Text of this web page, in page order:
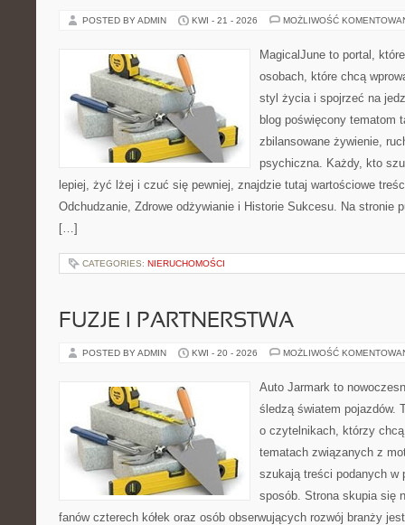
POSTED BY ADMIN KWI - 21 - 2026 MOŻLIWOŚĆ
MagicalJune to portal,
osobach, które chcą
styl życia i spojrzeć na
blog poświęcony tematom
zbilansowane żywienie,
psychiczna. Każdy, kto
lepiej, żyć lżej i czuć się pewniej, znajdzie tutaj wartościowe
Odchudzanie, Zdrowe odżywianie i Historie Sukcesu. Na stronie
[…]
CATEGORIES: NIERUCHOMOŚCI
FUZJE I PARTNERSTWA
POSTED BY ADMIN KWI - 20 - 2026 MOŻLIWOŚĆ
Auto Jarmark to
śledzą światem pojazdów.
o czytelnikach, którzy
tematach związanych z
szukają treści podanych w
sposób. Strona skupia się
fanów czterech kółek oraz osób obserwujących rozwój branży